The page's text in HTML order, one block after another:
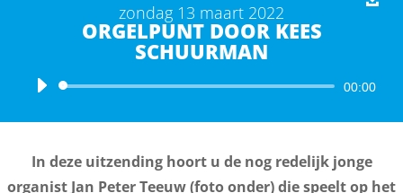
zondag 13 maart 2022
ORGELPUNT DOOR KEES
SCHUURMAN
Audiospeler 00:00
In deze uitzending hoort u de nog redelijk jonge
organist Jan Peter Teeuw (foto onder) die speelt op het